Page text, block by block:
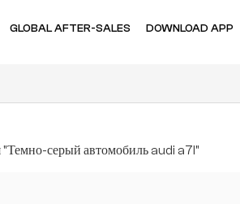
GLOBAL AFTER-SALES DOWNLOAD APP
"Темно-серый автомобиль audi a7l"